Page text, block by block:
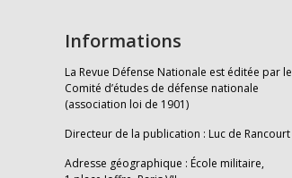
Informations
La Revue Défense Nationale est éditée par le
Comité d’études de défense nationale
(association loi de 1901)
Directeur de la publication : Luc de Rancourt
Adresse géographique : École militaire,